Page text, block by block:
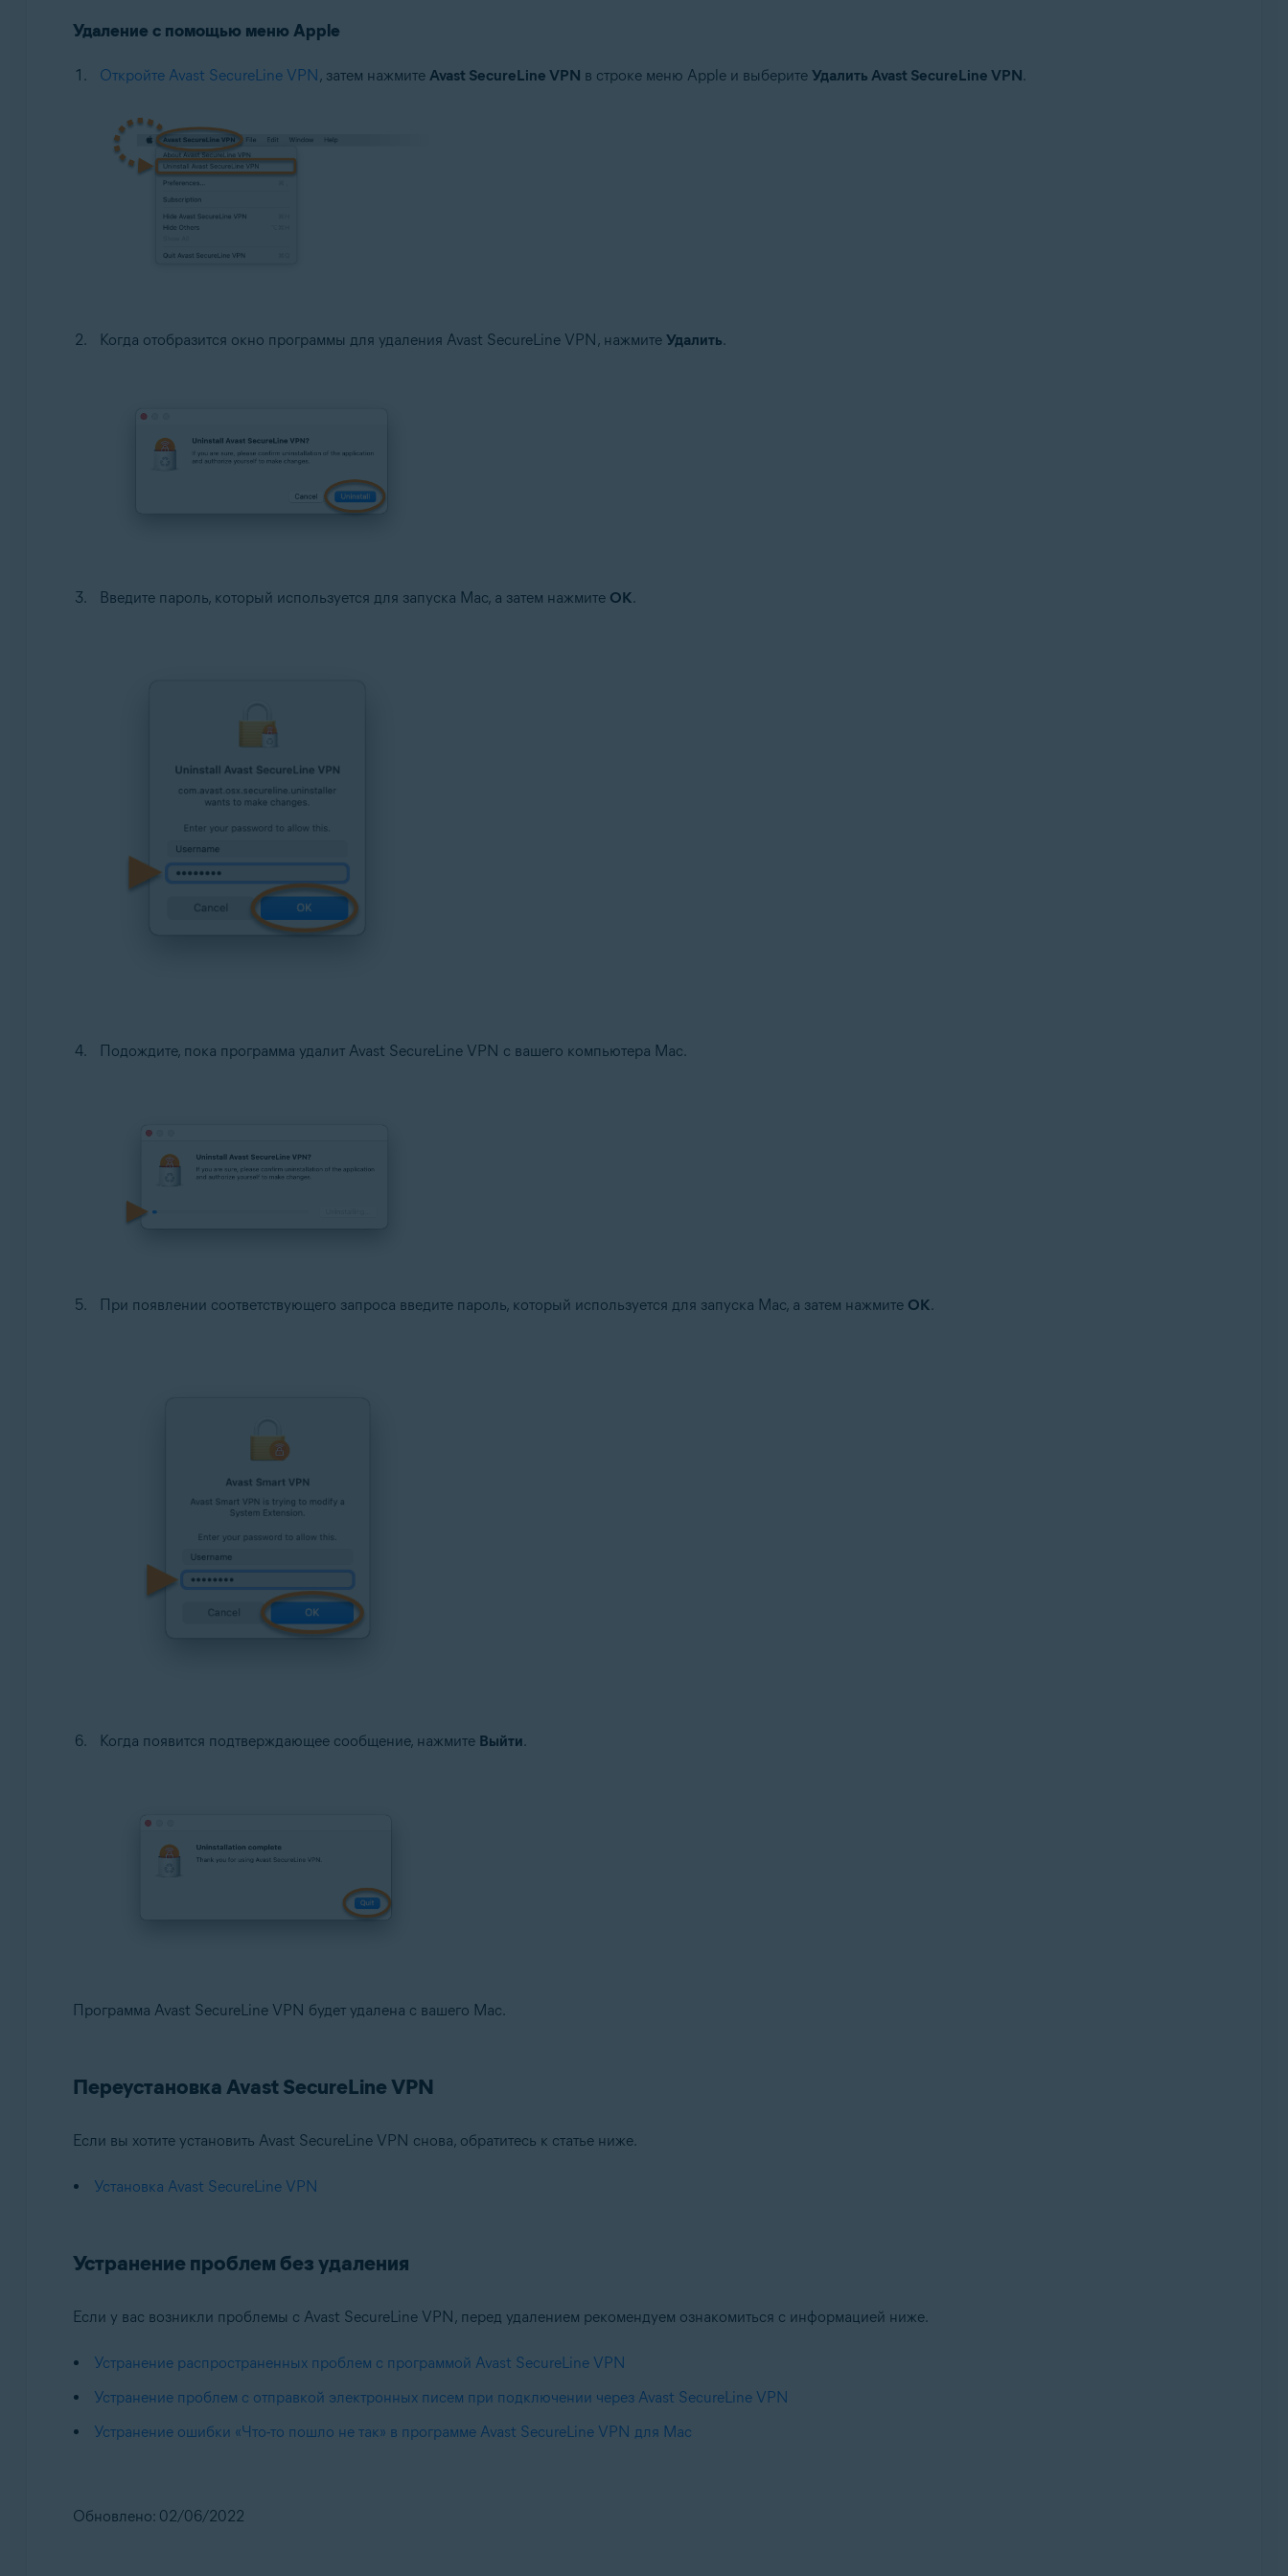
Google Android 6.0 (Marshmallow, API 23) или более новая версия
Apple iOS 14.0 или более новая версия
Удаление с помощью меню Apple
Откройте Avast SecureLine VPN, затем нажмите Avast SecureLine VPN в строке меню Apple и выберите Удалить Avast SecureLine VPN.
Когда отобразится окно программы для удаления Avast SecureLine VPN, нажмите Удалить.
Введите пароль, который используется для запуска Mac, а затем нажмите ОК.
Подождите, пока программа удалит Avast SecureLine VPN с вашего компьютера Mac.
При появлении соответствующего запроса введите пароль, который используется для запуска Mac, а затем нажмите ОК.
Когда появится подтверждающее сообщение, нажмите Выйти.
Программа Avast SecureLine VPN будет удалена с вашего Mac.
Переустановка Avast SecureLine VPN
Если вы хотите установить Avast SecureLine VPN снова, обратитесь к статье ниже.
Установка Avast SecureLine VPN
Устранение проблем без удаления
Если у вас возникли проблемы с Avast SecureLine VPN, перед удалением рекомендуем ознакомиться с информацией ниже.
Устранение распространенных проблем с программой Avast SecureLine VPN
Устранение проблем с отправкой электронных писем при подключении через Avast SecureLine VPN
Устранение ошибки «Что-то пошло не так» в программе Avast SecureLine VPN для Mac
Обновлено: 02/06/2022